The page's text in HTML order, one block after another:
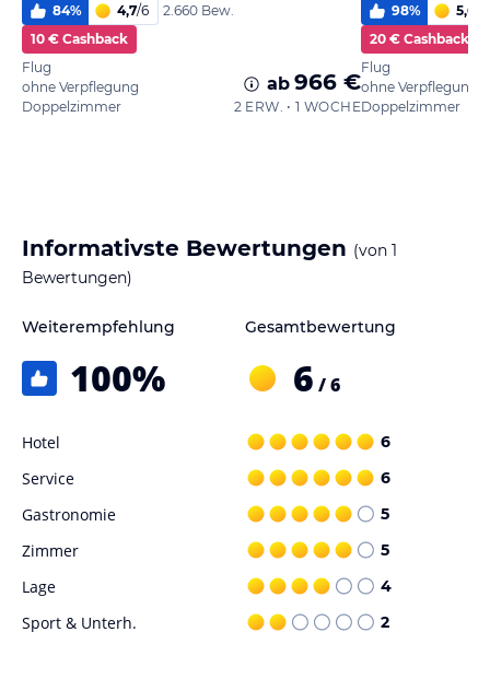
84% 4,7/6
2.660 Bew.
10 € Cashback
Flug
ohne Verpflegung
Doppelzimmer
ab 966 €
2 ERW. • 1 WOCHE
98% 5,6
20 € Cashback
Flug
ohne Verpflegung
Doppelzimmer
Informativste Bewertungen (von 1
Bewertungen)
Weiterempfehlung
100%
Gesamtbewertung
6 / 6
Hotel 6
Service 6
Gastronomie 5
Zimmer 5
Lage 4
Sport & Unterh. 2